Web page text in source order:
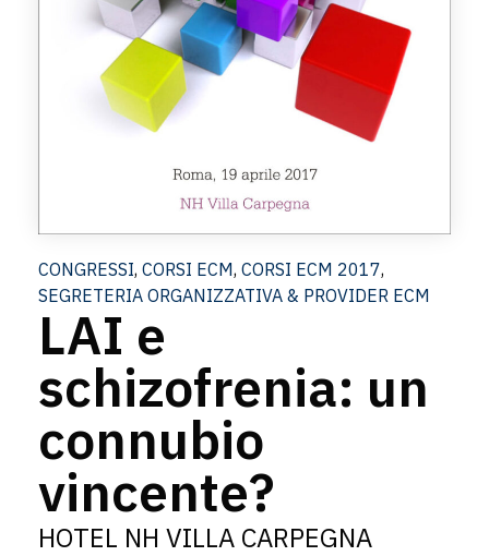
CONGRESSI, CORSI ECM, CORSI ECM 2017,
SEGRETERIA ORGANIZZATIVA & PROVIDER ECM
LAI e
schizofrenia: un
connubio
vincente?
HOTEL NH VILLA CARPEGNA